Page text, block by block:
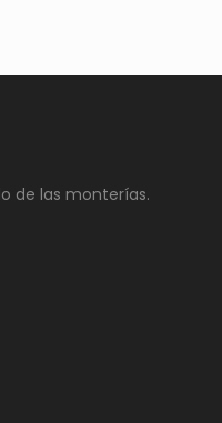
de las monterías.